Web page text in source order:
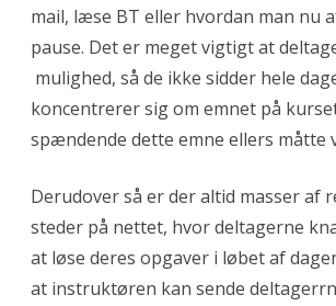
mail, læse BT eller hvordan man nu
pause. Det er meget vigtigt at
mulighed, så de ikke sidder hele
koncentrerer sig om emnet på
spændende dette emne ellers måtte
Derudover så er der altid masser af
steder på nettet, hvor deltagerne
at løse deres opgaver i løbet af
at instruktøren kan sende